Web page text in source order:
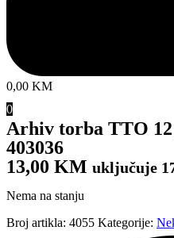
0,00 KM
0
Arhiv torba TTO
403036
13,00 KM uključuje
Nema na stanju
Broj artikla: 4055 Kategorije: